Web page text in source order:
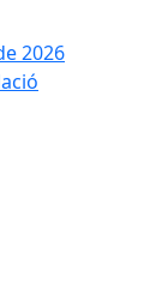
2026